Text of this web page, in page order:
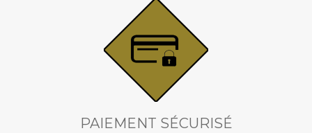
PAIEMENT SÉCURISÉ